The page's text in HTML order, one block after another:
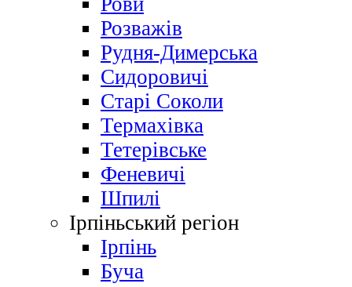
Розважів
Рудня-Димерська
Сидоровичі
Старі Соколи
Термахівка
Тетерівське
Феневичі
Шпилі
Ірпіньський регіон
Ірпінь
Буча